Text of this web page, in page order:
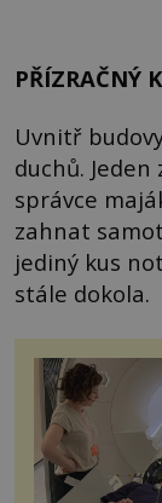
PŘÍZRAČNÝ
Uvnitř
duchů.
správce
zahnat
jediný kus
stále dokola.